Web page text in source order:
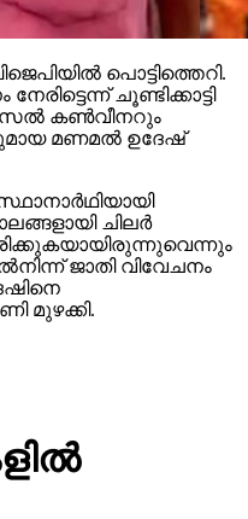
പൊട്ടിത്തെറി.
ചൂണ്ടിക്കാട്ടി
സെല്‍ കണ്‍വീനറും
മണമല്‍ ഉദേഷ്
ചിലര്‍
ജാതി വിവേചനം
മുഴക്കി.